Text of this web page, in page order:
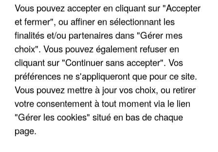
UNE TOURISTE DE L’OISE EMPORTÉE PAR UNE
COULÉE DE BOUE EN HAUTE-SAVOIE
Vous pouvez accepter en cliquant sur "Accepter
et fermer", ou affiner en sélectionnant les
finalités et/ou partenaires dans "Gérer mes
choix". Vous pouvez également refuser en
cliquant sur "Continuer sans accepter". Vos
préférences ne s'appliqueront que pour ce site.
Vous pouvez mettre à jour vos choix, ou retirer
votre consentement à tout moment via le lien
"Gérer les cookies" situé en bas de chaque
page.